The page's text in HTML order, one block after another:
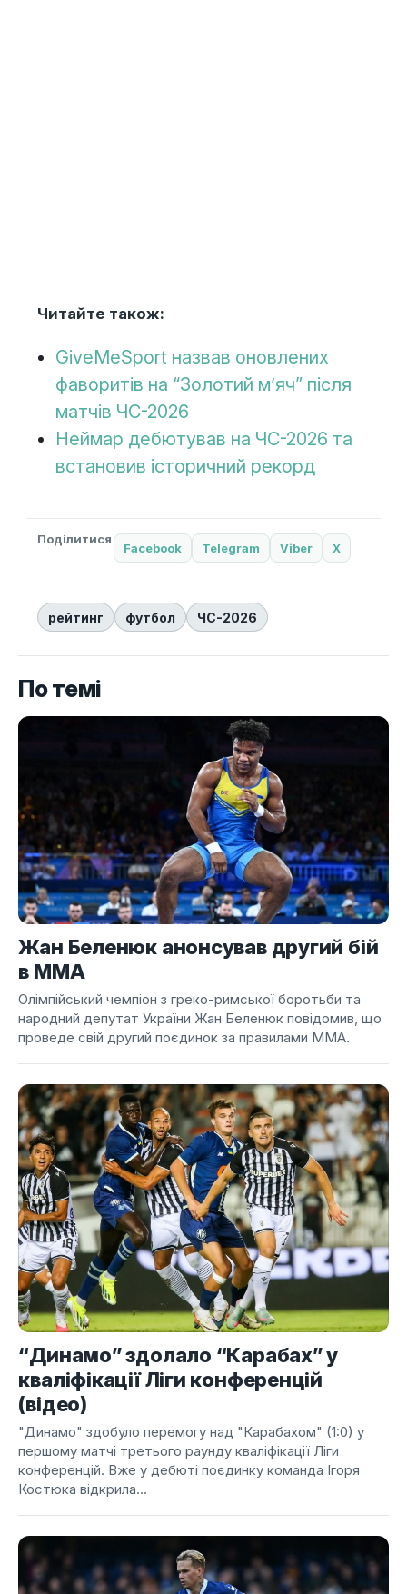
Читайте також:
GiveMeSport назвав оновлених
фаворитів на “Золотий м’яч” після
матчів ЧС-2026
Неймар дебютував на ЧС-2026 та
встановив історичний рекорд
Поділитися
Facebook Telegram Viber X
рейтинг футбол ЧС-2026
По темі
Жан Беленюк анонсував другий бій
в ММА
Олімпійський чемпіон з греко-римської боротьби та
народний депутат України Жан Беленюк повідомив, що
проведе свій другий поєдинок за правилами ММА.
“Динамо” здолало “Карабах” у
кваліфікації Ліги конференцій
(відео)
"Динамо" здобуло перемогу над "Карабахом" (1:0) у
першому матчі третього раунду кваліфікації Ліги
конференцій. Вже у дебюті поєдинку команда Ігоря
Костюка відкрила...